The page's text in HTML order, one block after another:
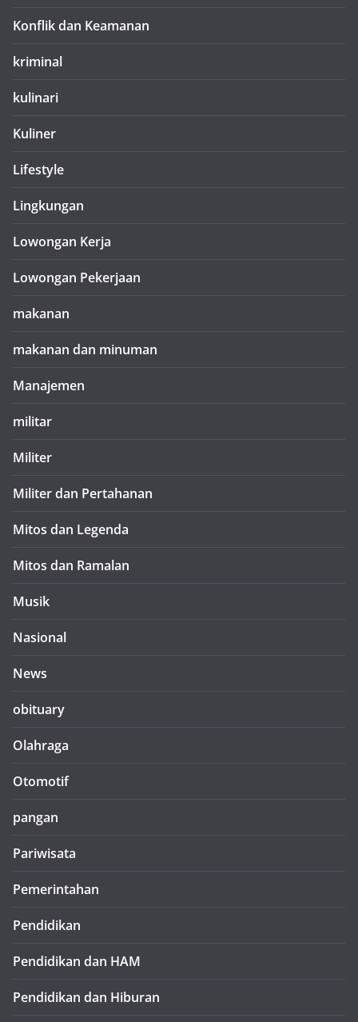
Konflik dan Keamanan
kriminal
kulinari
Kuliner
Lifestyle
Lingkungan
Lowongan Kerja
Lowongan Pekerjaan
makanan
makanan dan minuman
Manajemen
militar
Militer
Militer dan Pertahanan
Mitos dan Legenda
Mitos dan Ramalan
Musik
Nasional
News
obituary
Olahraga
Otomotif
pangan
Pariwisata
Pemerintahan
Pendidikan
Pendidikan dan HAM
Pendidikan dan Hiburan